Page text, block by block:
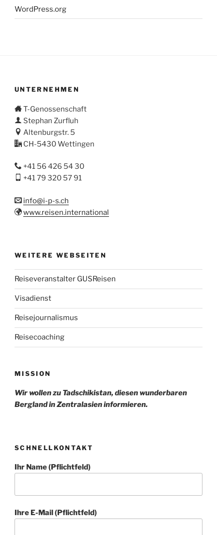
WordPress.org
UNTERNEHMEN
T-Genossenschaft
Stephan Zurfluh
Altenburgstr. 5
CH-5430 Wettingen
+41 56 426 54 30
+41 79 320 57 91
info@i-p-s.ch
www.reisen.international
WEITERE WEBSEITEN
Reiseveranstalter GUSReisen
Visadienst
Reisejournalismus
Reisecoaching
MISSION
Wir wollen zu Tadschikistan, diesen wunderbaren
Bergland in Zentralasien informieren.
SCHNELLKONTAKT
Ihr Name (Pflichtfeld)
Ihre E-Mail (Pflichtfeld)